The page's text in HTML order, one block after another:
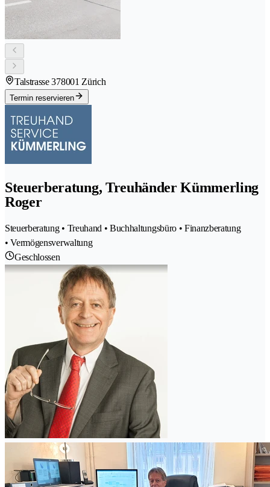
Talstrasse 378001 Zürich
Termin reservieren
Steuerberatung, Treuhänder Kümmerling
Roger
Steuerberatung • Treuhand • Buchhaltungsbüro • Finanzberatung
• Vermögensverwaltung
Geschlossen